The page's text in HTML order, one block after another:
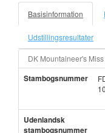
Basisinformation
Udstillingsresultater
DK Mountaineer's
Stambogsnummer
Udenlandsk
stambogsnummer